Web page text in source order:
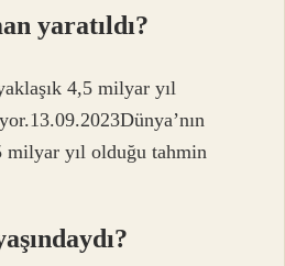
yaratıldı?
4,5 milyar yıl
milyar yıl olduğu tahmin